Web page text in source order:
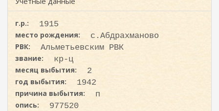
и
г.р.:
1915
место рождения:
с.Абдрахманово
РВК:
Альметьевским РВК
звание:
кр-ц
месяц выбытия:
2
год выбытия:
1942
причина выбытия:
п
опись:
977520